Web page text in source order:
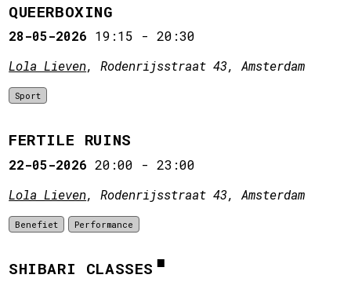
QUEERBOXING
28-05-2026 19:15 -20:30
Lola Lieven, Rodenrijsstraat 43, Amsterdam
Sport
FERTILE RUINS
22-05-2026 20:00 -23:00
Lola Lieven, Rodenrijsstraat 43, Amsterdam
Benefiet Performance
SHIBARI CLASSES